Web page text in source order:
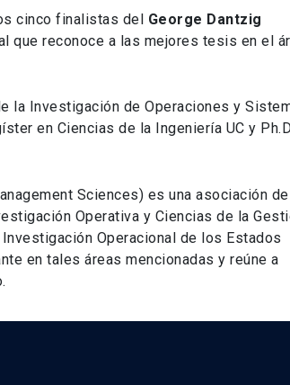
cinco finalistas del George Dantzig
que reconoce a las mejores tesis en el
la Investigación de Operaciones y
en Ciencias de la Ingeniería UC y
Sciences) es una asociación de
Operativa y Ciencias de la
Operacional de los Estados
en tales áreas mencionadas y reúne a